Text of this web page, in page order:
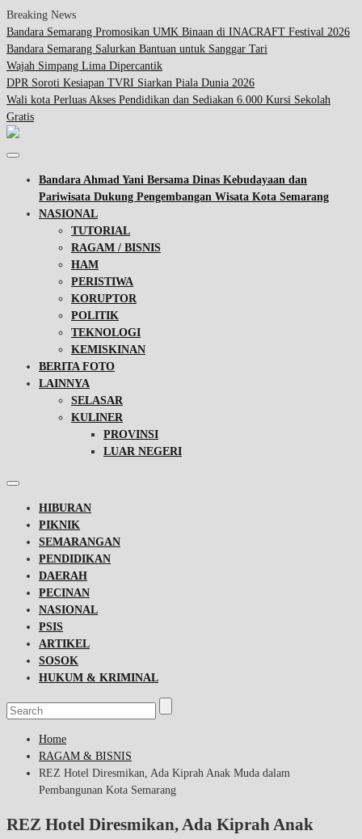
Breaking News
Bandara Semarang Promosikan UMK Binaan di INACRAFT Festival 2026
Bandara Semarang Salurkan Bantuan untuk Sanggar Tari
Wajah Simpang Lima Dipercantik
DPR Soroti Kesiapan TVRI Siarkan Piala Dunia 2026
Wali kota Perluas Akses Pendidikan dan Sediakan 6.000 Kursi Sekolah
Gratis
Bandara Ahmad Yani Bersama Dinas Kebudayaan dan
Pariwisata Dukung Pengembangan Wisata Kota Semarang
NASIONAL
TUTORIAL
RAGAM / BISNIS
HAM
PERISTIWA
KORUPTOR
POLITIK
TEKNOLOGI
KEMISKINAN
BERITA FOTO
LAINNYA
SELASAR
KULINER
PROVINSI
LUAR NEGERI
HIBURAN
PIKNIK
SEMARANGAN
PENDIDIKAN
DAERAH
PECINAN
NASIONAL
PSIS
ARTIKEL
SOSOK
HUKUM & KRIMINAL
Home
RAGAM & BISNIS
REZ Hotel Diresmikan, Ada Kiprah Anak Muda dalam
Pembangunan Kota Semarang
REZ Hotel Diresmikan, Ada Kiprah Anak